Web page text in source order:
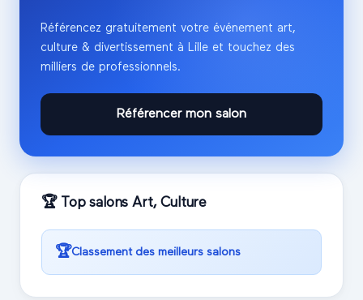
Référencez gratuitement votre événement art,
culture & divertissement à Lille et touchez des
milliers de professionnels.
Référencer mon salon
🏆 Top salonsArt, Culture
🏆Classement des meilleurs salons